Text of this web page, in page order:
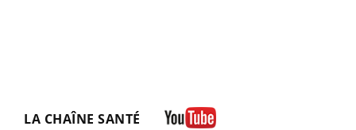
LA CHAÎNE SANTÉ